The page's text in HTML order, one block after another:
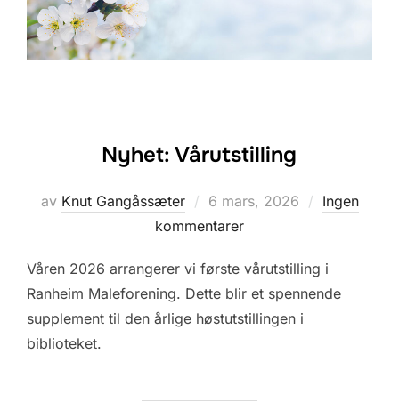
Nyhet: Vårutstilling
av Knut Gangåssæter
Posted
on
6 mars, 2026
Ingen
kommentarer
Våren 2026 arrangerer vi første vårutstilling i
Ranheim Maleforening. Dette blir et spennende
supplement til den årlige høstutstillingen i
biblioteket.